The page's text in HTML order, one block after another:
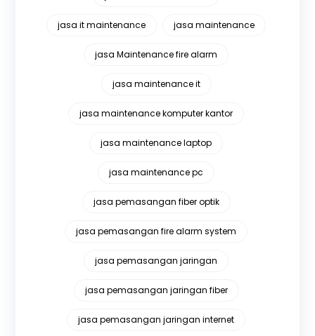
jasa it maintenance jasa maintenance
jasa Maintenance fire alarm
jasa maintenance it
jasa maintenance komputer kantor
jasa maintenance laptop
jasa maintenance pc
jasa pemasangan fiber optik
jasa pemasangan fire alarm system
jasa pemasangan jaringan
jasa pemasangan jaringan fiber
jasa pemasangan jaringan internet